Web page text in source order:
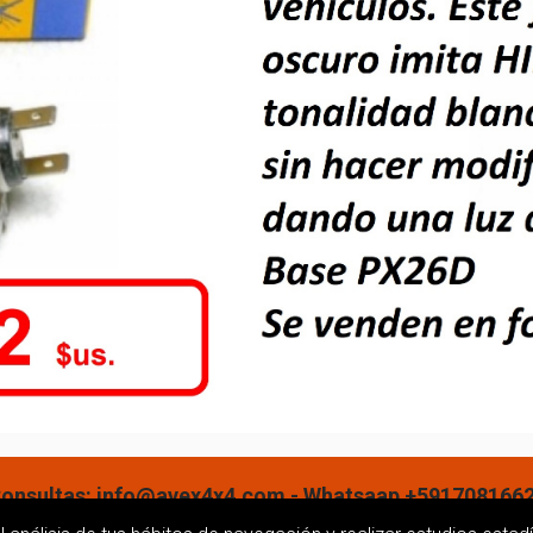
info@avex4x4.com - Whatsaap